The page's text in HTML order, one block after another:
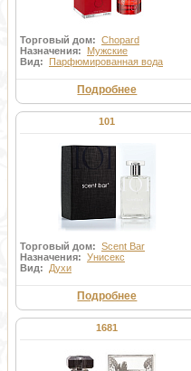
Торговый дом: Chopard
Назначения: Мужские
Вид: Парфюмированная вода
Подробнее
101
Торговый дом: Scent Bar
Назначения: Унисекс
Вид: Духи
Подробнее
1681